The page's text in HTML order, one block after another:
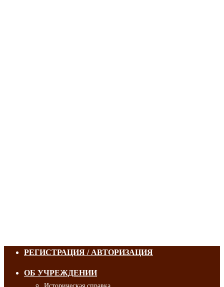
РЕГИСТРАЦИЯ / АВТОРИЗАЦИЯ
ОБ УЧРЕЖДЕНИИ